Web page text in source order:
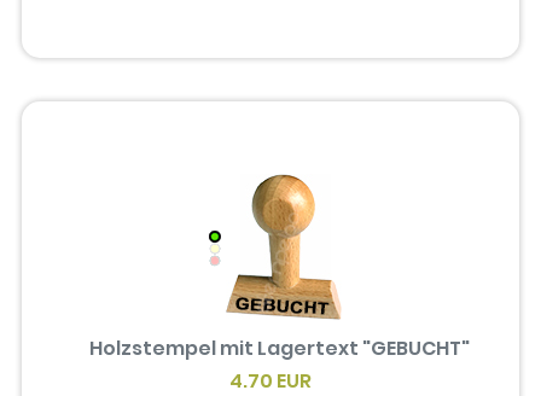
Holzstempel mit Lagertext "GEBUCHT"
4.70 EUR